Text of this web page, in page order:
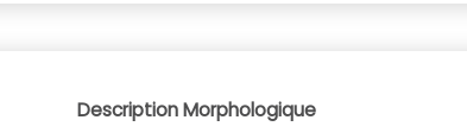
Description Morphologique